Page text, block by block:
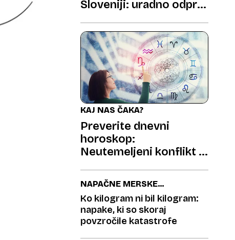
Sloveniji: uradno odprta
pohodniška pravljica
KAJ NAS ČAKA?
Preverite dnevni
horoskop:
Neutemeljeni konflikt in
področju
NAPAČNE MERSKE
ENOTE
Ko kilogram ni bil kilogram:
napake, ki so skoraj
povzročile katastrofe